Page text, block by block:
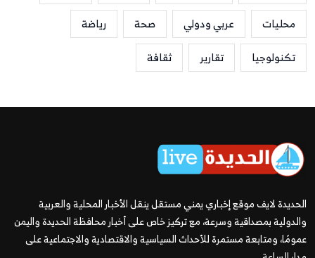
محليات
عربي ودولي صحة
رياضة
تكنولوجيا
تقارير ثقافة
الحديدة لايف موقع إخباري يمني مستقل ينقل الأخبار المحلية والعربية
والدولية بمصداقية وسرعة، مع تركيز خاص على أخبار محافظة الحديدة واليمن
عمومًا، ومتابعة مستمرة للأحداث السياسية والاقتصادية والاجتماعية على